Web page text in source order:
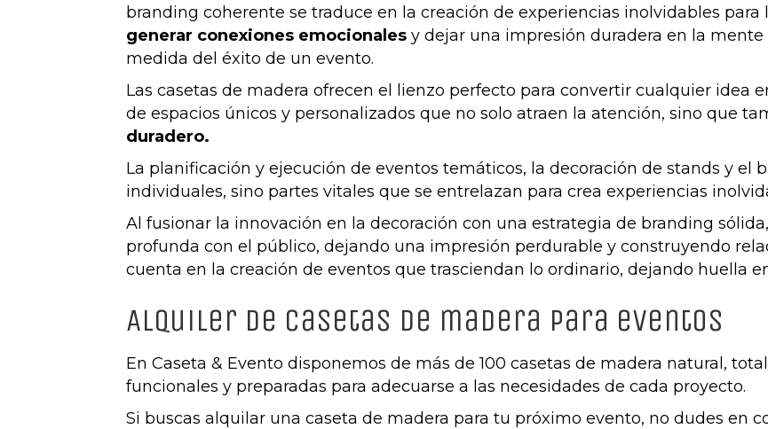
branding coherente se traduce en la creación de experiencias inolvidables para
generar conexiones emocionales y dejar una impresión duradera en la
medida del éxito de un evento.
Las casetas de madera ofrecen el lienzo perfecto para convertir cualquier idea
de espacios únicos y personalizados que no solo atraen la atención, sino que
duradero.
La planificación y ejecución de eventos temáticos, la decoración de stands y el
individuales, sino partes vitales que se entrelazan para crea experiencias
Al fusionar la innovación en la decoración con una estrategia de branding
profunda con el público, dejando una impresión perdurable y construyendo
cuenta en la creación de eventos que trasciendan lo ordinario, dejando huella
Alquiler de casetas de madera para eventos
En Caseta & Evento disponemos de más de 100 casetas de madera natural,
funcionales y preparadas para adecuarse a las necesidades de cada proyecto.
Si buscas alquilar una caseta de madera para tu próximo evento, no dudes en